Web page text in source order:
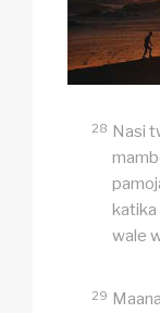
28 Nasi
katika
wale
29